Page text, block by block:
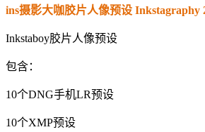
ins摄影大咖胶片人像预设 Inkstagraphy
Inkstaboy胶片人像预设
包含：
10个DNG手机LR预设
10个XMP预设